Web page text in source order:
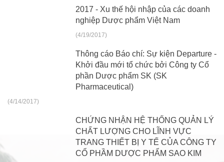
2017 - Xu thế hội nhập của các doanh
nghiệp Dược phẩm Việt Nam
(4/19/2017)
Thông cáo Báo chí: Sự kiện Departure -
Khởi đầu mới tổ chức bởi Công ty Cổ
phần Dược phẩm SK (SK
Pharmaceutical)
(4/14/2017)
CHỨNG NHẬN HỆ THỐNG QUẢN LÝ
CHẤT LƯỢNG CHO LĨNH VỰC
TRANG THIẾT BỊ Y TẾ CỦA CÔNG TY
CỔ PHẦM DƯỢC PHẨM SAO KIM